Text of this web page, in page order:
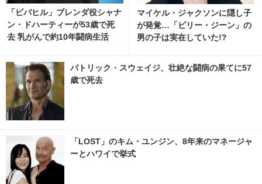
「ビバヒル」ブレンダ役シャナ
ン・ドハーティーが53歳で死
去 乳がんで約10年闘病生活
マイケル・ジャクソンに隠し子
が発覚…「ビリー・ジーン」の
男の子は実在していた!?
パトリック・スウェイジ、壮絶な闘病の果てに57
歳で死去
「LOST」のキム・ユンジン、8年来のマネージャ
ーとハワイで挙式